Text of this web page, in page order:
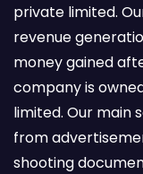
private limited.
revenue
money gained
company is
limited. Our main
from
shooting